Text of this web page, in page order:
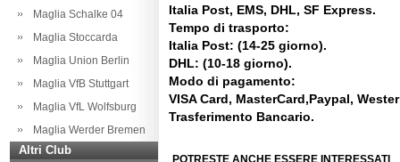
Maglia Schalke 04
Maglia Stoccarda
Maglia Union Berlin
Maglia VfB Stuttgart
Maglia VfL Wolfsburg
Maglia Werder Bremen
Altri Club
Italia Post, EMS, DHL, SF Express.
Tempo di trasporto:
Italia Post: (14-25 giorno).
DHL: (10-18 giorno).
Modo di pagamento:
VISA Card, MasterCard,Paypal,
Trasferimento Bancario.
POTRESTE ANCHE ESSERE INTERESSATI